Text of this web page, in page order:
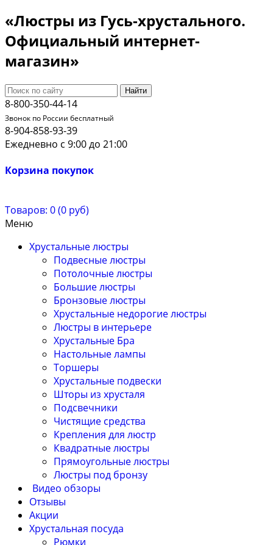
«Люстры из Гусь-хрустального.
Официальный интернет-
магазин»
Найти
8-800-350-44-14
Звонок по России бесплатный
8-904-858-93-39
Ежедневно с 9:00 до 21:00
Корзина покупок
Товаров: 0 (0 руб)
Меню
Хрустальные люстры
Подвесные люстры
Потолочные люстры
Большие люстры
Бронзовые люстры
Хрустальные недорогие люстры
Люстры в интерьере
Хрустальные Бра
Настольные лампы
Торшеры
Хрустальные подвески
Шторы из хрусталя
Подсвечники
Чистящие средства
Крепления для люстр
Квадратные люстры
Прямоугольные люстры
Люстры под бронзу
Видео обзоры
Отзывы
Акции
Хрустальная посуда
Рюмки